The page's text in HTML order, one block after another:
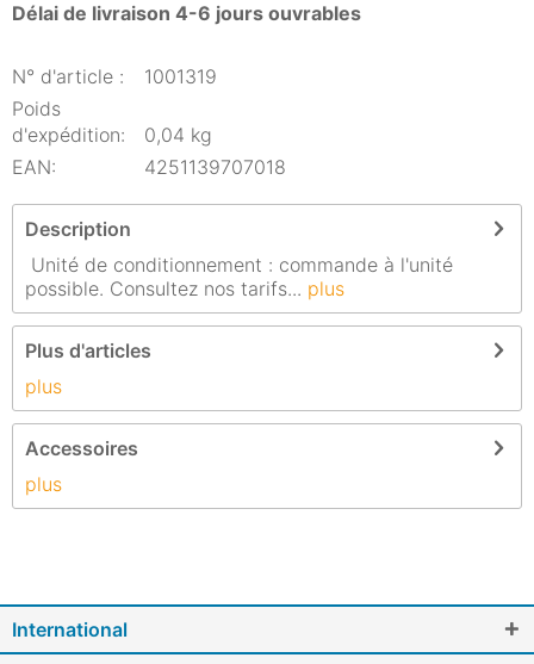
Délai de livraison 4-6 jours ouvrables
N° d'article :
1001319
Poids
d'expédition:
0,04 kg
EAN:
4251139707018
Description
Unité de conditionnement : commande à l'unité
possible. Consultez nos tarifs... plus
Plus d'articles
plus
Accessoires
plus
International